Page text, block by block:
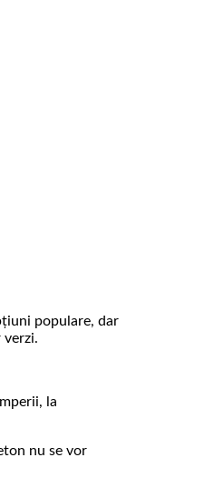
populare, dar
verzi.
la
nu se vor